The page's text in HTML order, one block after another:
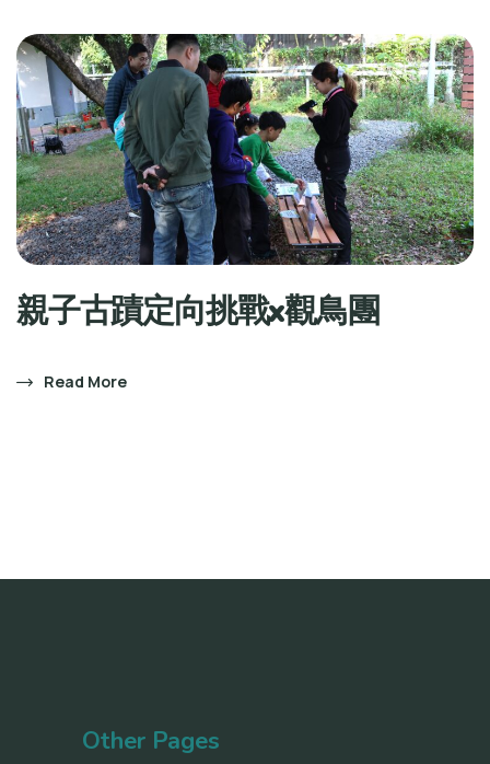
親子古蹟定向挑戰x觀鳥團
Read More
Other Pages